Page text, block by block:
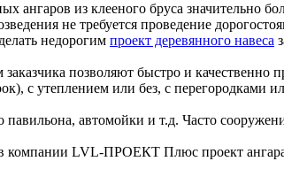
ангаров из клееного бруса значительно
не требуется проведение
недорогим проект деревянного навеса
позволяют быстро и качественно
с утеплением или без, с
павильона, автомойки и т.д. Часто
компании LVL-ПРОЕКТ Плюс проект